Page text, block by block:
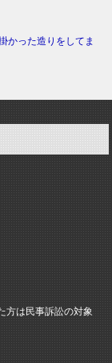
かった造りをしてま
方は民事訴訟の対象